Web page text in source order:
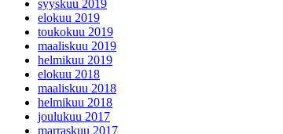
syyskuu 2019
elokuu 2019
toukokuu 2019
maaliskuu 2019
helmikuu 2019
elokuu 2018
maaliskuu 2018
helmikuu 2018
joulukuu 2017
marraskuu 2017